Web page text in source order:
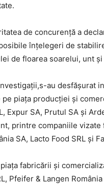
de concurență a
înțelegeri de
de floarea soarelui, unt și
au desfășurat
piața producției și
Expur SA, Prutul SA şi
printre companiile vizate
SA, Lacto Food SRL și
fabricării şi
Pfeifer & Langen